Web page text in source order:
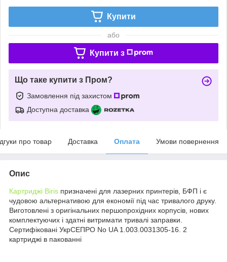
Купити
або
Купити з
Що таке купити з Пром?
Замовлення під захистом
Доступна доставка
про товар Доставка Оплата Умови повернення
Опис
Картриджі Biris призначені для лазерних принтерів, БФП і є
чудовою альтернативою для економії під час тривалого друку.
Виготовлені з оригінальних першопрохідних корпусів, нових
комплектуючих і здатні витримати тривалі заправки.
Сертифіковані УкрСЕПРО No UA 1.003.0031305-16. 2
картриджі в пакованні